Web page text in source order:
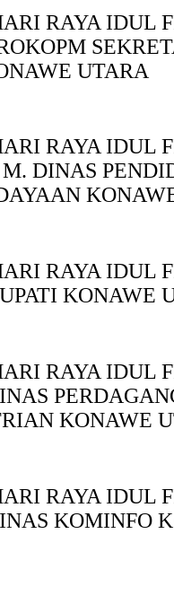
RAYA IDUL
UTARA
RAYA IDUL
M. DINAS
RAYA IDUL
KONAWE
RAYA IDUL
KONAWE
RAYA IDUL
KOMINFO